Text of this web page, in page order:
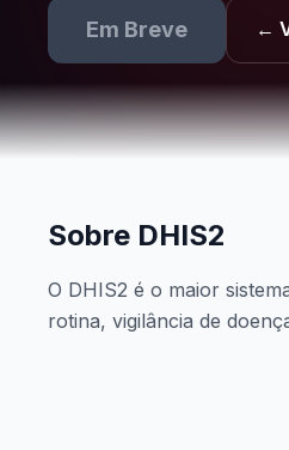
Em Breve ←
Sobre DHIS2
O DHIS2 é o maior
rotina, vigilância de